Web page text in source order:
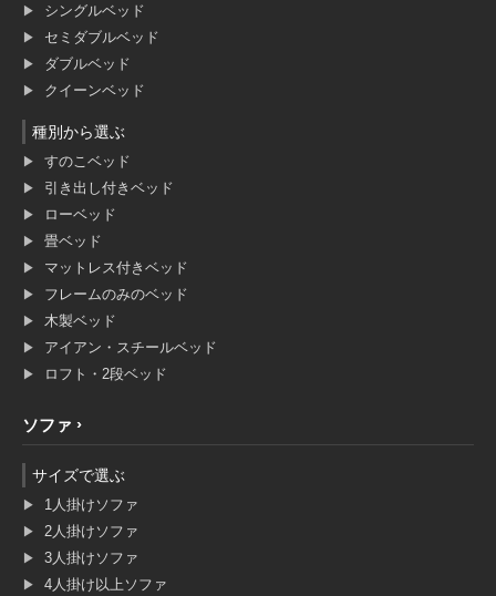
シングルベッド
セミダブルベッド
ダブルベッド
クイーンベッド
種別から選ぶ
すのこベッド
引き出し付きベッド
ローベッド
畳ベッド
マットレス付きベッド
フレームのみのベッド
木製ベッド
アイアン・スチールベッド
ロフト・2段ベッド
ソファ
サイズで選ぶ
1人掛けソファ
2人掛けソファ
3人掛けソファ
4人掛け以上ソファ